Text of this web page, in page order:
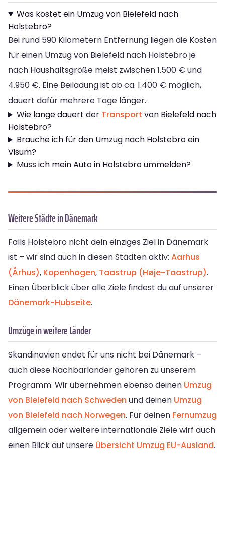
Was kostet ein Umzug von Bielefeld nach
Holstebro?
Bei rund 590 Kilometern Entfernung liegen die Kosten
für einen Umzug von Bielefeld nach Holstebro je
nach Haushaltsgröße meist zwischen 1.500 € und
4.950 €. Eine Beiladung ist ab ca. 1.400 € möglich,
dauert dafür mehrere Tage länger.
Wie lange dauert der Transport von Bielefeld nach
Holstebro?
Brauche ich für den Umzug nach Holstebro ein
Visum?
Muss ich mein Auto in Holstebro ummelden?
Weitere Städte in Dänemark
Falls Holstebro nicht dein einziges Ziel in Dänemark
ist – wir sind auch in diesen Städten aktiv: Aarhus
(Århus), Kopenhagen, Taastrup (Høje-Taastrup).
Einen Überblick über alle Ziele findest du auf unserer
Dänemark-Hubseite.
Umzüge in weitere Länder
Skandinavien endet für uns nicht bei Dänemark –
auch diese Nachbarländer gehören zu unserem
Programm. Wir übernehmen ebenso deinen Umzug
von Bielefeld nach Schweden und deinen Umzug
von Bielefeld nach Norwegen. Für deinen Fernumzug
allgemein oder weitere internationale Ziele wirf auch
einen Blick auf unsere Übersicht Umzug EU-Ausland.